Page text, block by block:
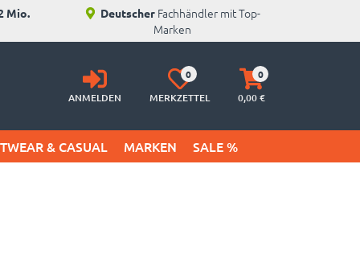
Mio. Deutscher Fachhändler mit Top-
Marken
Anmelden
ANMELDEN
Merkzettel
aufklappen
0
MERKZETTEL
Warenkorb
aufklappen
0
0,00€
& CASUAL MARKEN SALE %